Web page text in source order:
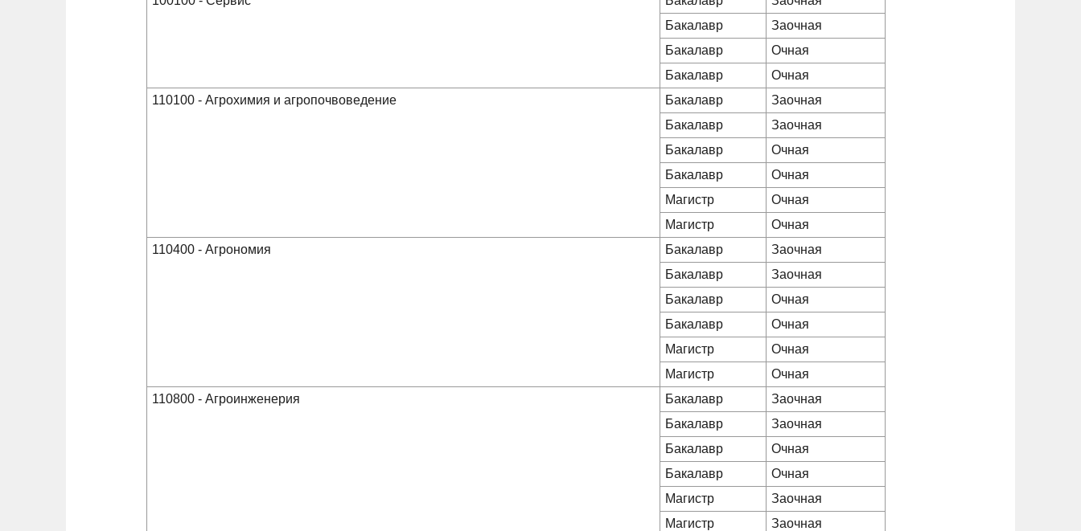
Бакалавр
Заочная
Бакалавр
Очная
Бакалавр
Очная
110100 - Агрохимия и агропочвоведение
Бакалавр
Заочная
Бакалавр
Заочная
Бакалавр
Очная
Бакалавр
Очная
Магистр
Очная
Магистр
Очная
110400 - Агрономия
Бакалавр
Заочная
Бакалавр
Заочная
Бакалавр
Очная
Бакалавр
Очная
Магистр
Очная
Магистр
Очная
110800 - Агроинженерия
Бакалавр
Заочная
Бакалавр
Заочная
Бакалавр
Очная
Бакалавр
Очная
Магистр
Заочная
Магистр
Заочная